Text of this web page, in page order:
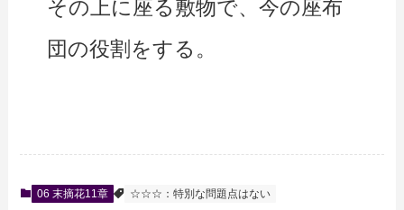
その上に座る敷物で、今の座布
団の役割をする。
06 末摘花11章 ☆☆☆：特別な問題点はない